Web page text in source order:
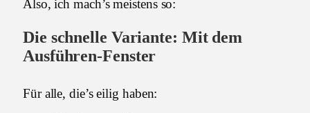
Also, ich mach’s meistens so:
Die schnelle Variante: Mit dem
Ausführen-Fenster
Für alle, die’s eilig haben: